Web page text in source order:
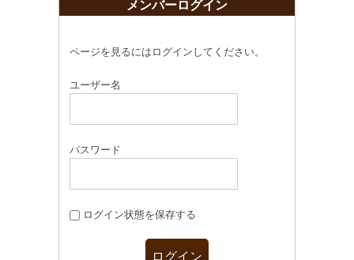
メンバーログイン
ページを見るにはログインしてください。
ユーザー名
パスワード
ログイン状態を保存する